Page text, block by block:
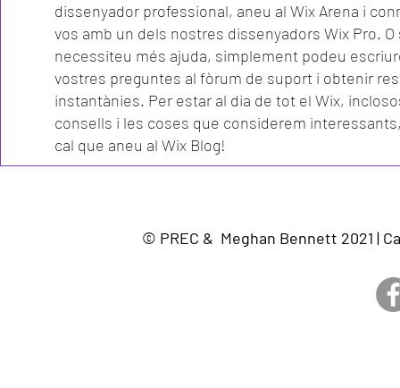
dissenyador professional, aneu al Wix Arena i
vos amb un dels nostres dissenyadors Wix Pro. O
necessiteu més ajuda, simplement podeu
vostres preguntes al fòrum de suport i obtenir
instantànies. Per estar al dia de tot el Wix,
consells i les coses que considerem
cal que aneu al Wix Blog!
© PREC & Meghan Bennett 2021 |